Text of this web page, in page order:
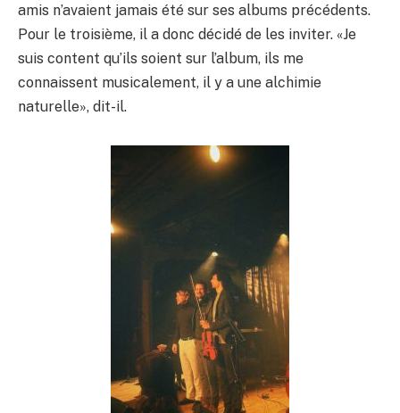
amis n’avaient jamais été sur ses albums précédents.
Pour le troisième, il a donc décidé de les inviter. «Je
suis content qu’ils soient sur l’album, ils me
connaissent musicalement, il y a une alchimie
naturelle», dit-il.